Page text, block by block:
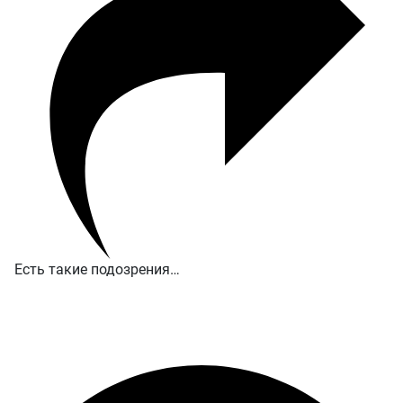
Есть такие подозрения…